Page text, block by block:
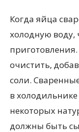
Когда яйца
холодную воду,
очистить,
соли.
в
некоторых
должны быть